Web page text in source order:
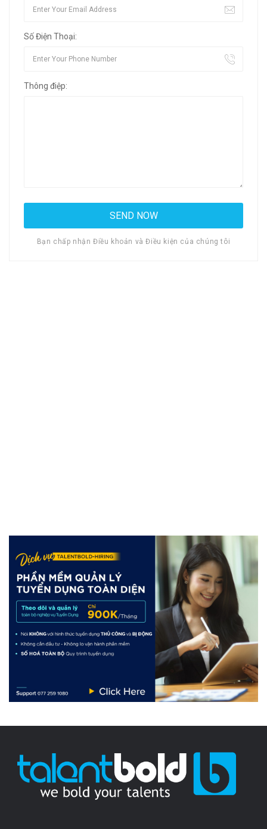
Số Điện Thoại:
Thông điệp:
Bạn chấp nhận Điều khoản và Điều kiện của chúng tôi